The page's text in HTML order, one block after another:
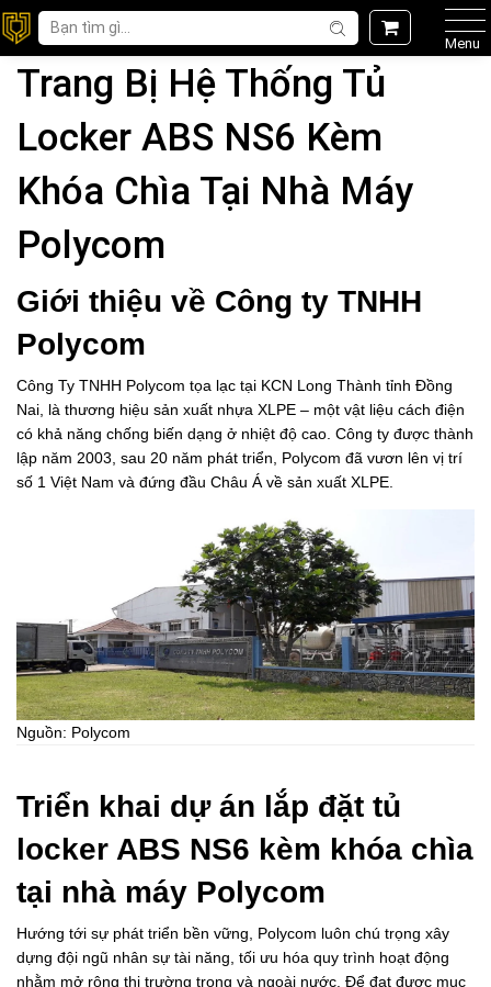
Menu
Trang Bị Hệ Thống Tủ
Locker ABS NS6 Kèm
Khóa Chìa Tại Nhà Máy
Polycom
Giới thiệu về Công ty TNHH
Polycom
Công Ty TNHH Polycom tọa lạc tại KCN Long Thành tỉnh Đồng
Nai, là thương hiệu sản xuất nhựa XLPE – một vật liệu cách điện
có khả năng chống biến dạng ở nhiệt độ cao. Công ty được thành
lập năm 2003, sau 20 năm phát triển, Polycom đã vươn lên vị trí
số 1 Việt Nam và đứng đầu Châu Á về sản xuất XLPE.
Nguồn: Polycom
Triển khai dự án lắp đặt tủ
locker ABS NS6 kèm khóa chìa
tại nhà máy Polycom
Hướng tới sự phát triển bền vững, Polycom luôn chú trọng xây
dựng đội ngũ nhân sự tài năng, tối ưu hóa quy trình hoạt động
nhằm mở rộng thị trường trong và ngoài nước. Để đạt được mục